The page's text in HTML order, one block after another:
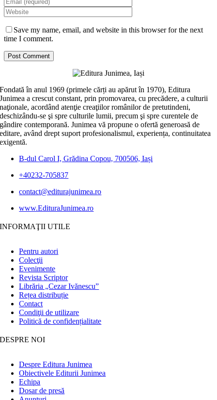
Save my name, email, and website in this browser for the next
time I comment.
Fondată în anul 1969 (primele cărți au apărut în 1970), Editura
Junimea a crescut constant, prin promovarea, cu precădere, a culturii
naţionale, acordând atenţie creaţiilor românilor de pretutindeni,
deschizându-se şi spre culturile lumii, precum şi spre curentele de
gândire contemporană. Junimea vă propune o ofertă generoasă de
editare, având drept suport profesionalismul, experiența, continuitatea
exigentă.
B-dul Carol I, Grădina Copou, 700506, Iași
+40232-705837
contact@editurajunimea.ro
www.EdituraJunimea.ro
INFORMAŢII UTILE
Pentru autori
Colecţii
Evenimente
Revista Scriptor
Librăria „Cezar Ivănescu”
Rețea distribuție
Contact
Condiţii de utilizare
Politică de confidențialitate
DESPRE NOI
Despre Editura Junimea
Obiectivele Editurii Junimea
Echipa
Dosar de presă